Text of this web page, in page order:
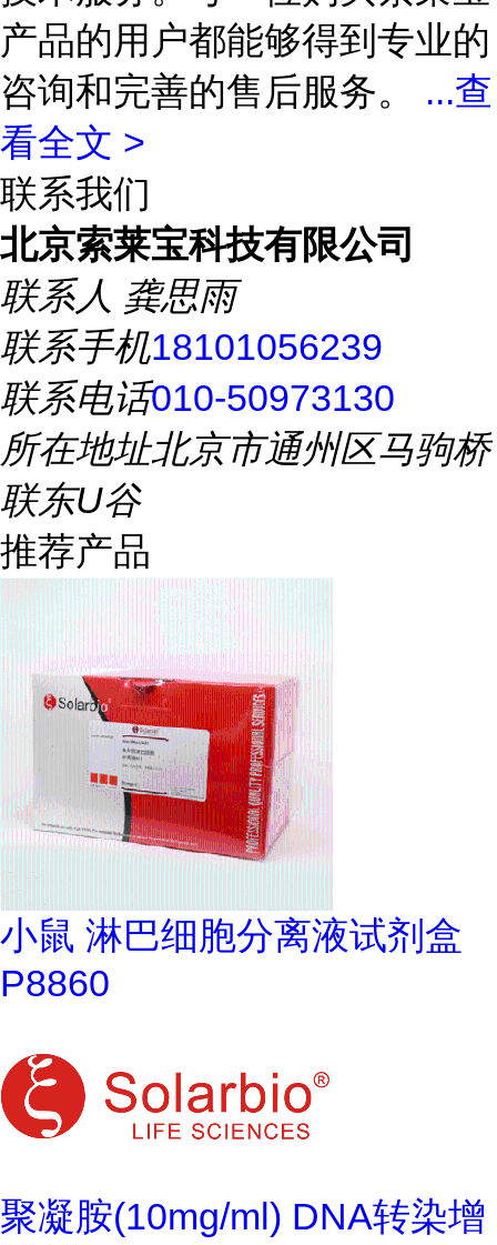
产品的用户都能够得到专业的
咨询和完善的售后服务。 ...查
看全文 >
联系我们
北京索莱宝科技有限公司
联系人 龚思雨
联系手机18101056239
联系电话010-50973130
所在地址北京市通州区马驹桥
联东U谷
推荐产品
小鼠 淋巴细胞分离液试剂盒
P8860
聚凝胺(10mg/ml) DNA转染增